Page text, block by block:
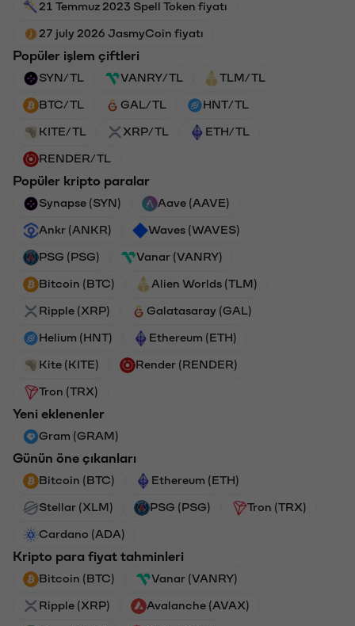
21 Temmuz 2023 Spell Token fiyatı
27 july 2026 JasmyCoin fiyatı
Popüler işlem çiftleri
SYN/TL VANRY/TL TLM/TL
BTC/TL GAL/TL HNT/TL
KITE/TL XRP/TL ETH/TL
RENDER/TL
Popüler kripto paralar
Synapse (SYN) Aave (AAVE)
Ankr (ANKR) Waves (WAVES)
PSG (PSG) Vanar (VANRY)
Bitcoin (BTC) Alien Worlds (TLM)
Ripple (XRP) Galatasaray (GAL)
Helium (HNT) Ethereum (ETH)
Kite (KITE) Render (RENDER)
Tron (TRX)
Yeni eklenenler
Gram (GRAM)
Günün öne çıkanları
Bitcoin (BTC) Ethereum (ETH)
Stellar (XLM) PSG (PSG) Tron (TRX)
Cardano (ADA)
Kripto para fiyat tahminleri
Bitcoin (BTC) Vanar (VANRY)
Ripple (XRP) Avalanche (AVAX)